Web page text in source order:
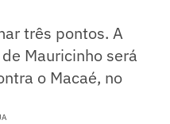
três pontos. A
Mauricinho será
o Macaé, no